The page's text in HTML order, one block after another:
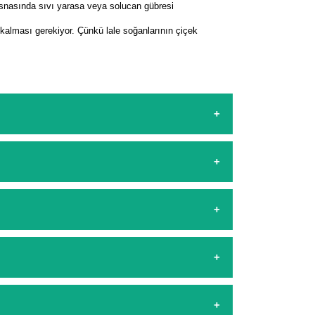
sıvı yarasa veya solucan gübresi
gerekiyor. Çünkü lale soğanlarının çiçek
kredi kartı ile yapabilirsiniz. Kapıda